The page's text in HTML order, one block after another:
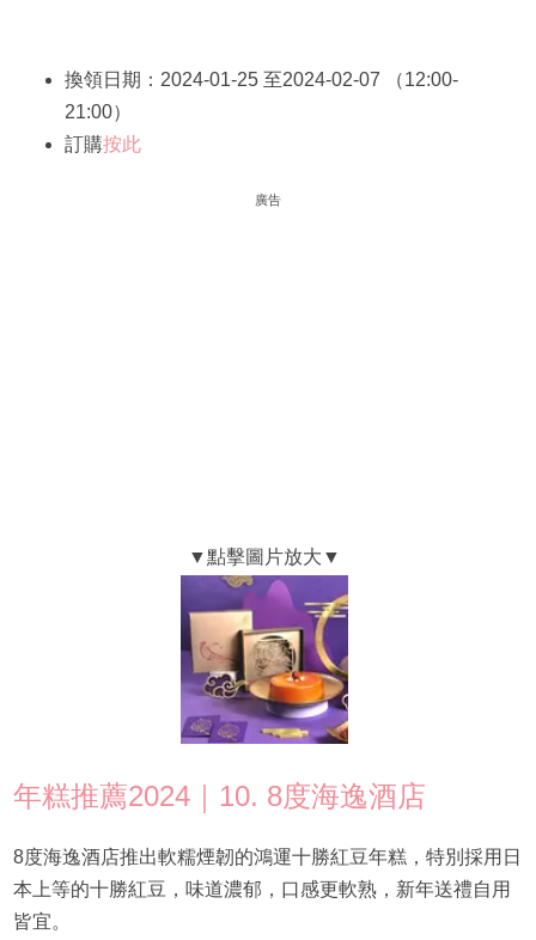
換領日期：2024-01-25 至2024-02-07 （12:00-
21:00）
訂購按此
廣告
年糕推薦2024｜10. 8度海逸酒店
8度海逸酒店推出軟糯煙韌的鴻運十勝紅豆年糕，特別採用日
本上等的十勝紅豆，味道濃郁，口感更軟熟，新年送禮自用
皆宜。